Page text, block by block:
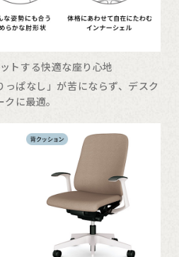
トする快適な座り心地
ぱなし」が苦にならず、デスク
クに最適。